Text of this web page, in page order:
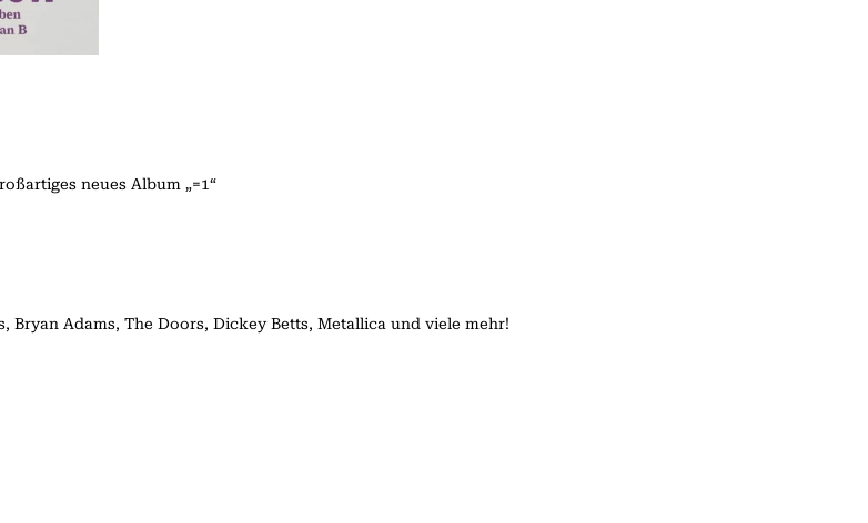
neues Album „=1“
Bryan Adams, The Doors, Dickey Betts, Metallica und viele mehr!